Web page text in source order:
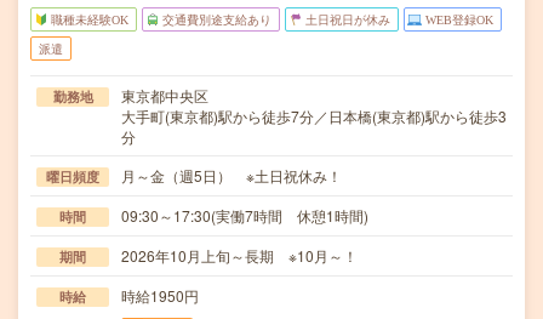
職種未経験OK 交通費別途支給あり 土日祝日が休み WEB登録OK
派遣
勤務地
東京都中央区
大手町(東京都)駅から徒歩7分／日本橋(東京都)駅から徒歩3
分
曜日頻度 月～金（週5日） ※土日祝休み！
時間 09:30～17:30(実働7時間 休憩1時間)
期間 2026年10月上旬～長期 ※10月～！
時給 時給1950円